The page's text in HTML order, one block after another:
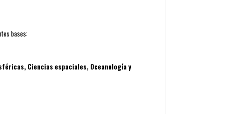
bases:
Ciencias espaciales, Oceanología y